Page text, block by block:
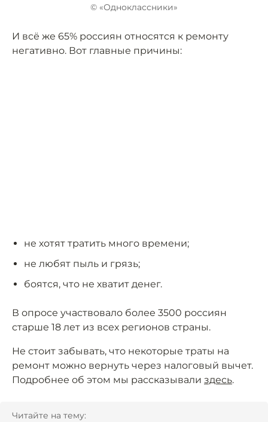
© «Одноклассники»
И всё же 65% россиян относятся к ремонту
негативно. Вот главные причины:
не хотят тратить много времени;
не любят пыль и грязь;
боятся, что не хватит денег.
В опросе участвовало более 3500 россиян
старше 18 лет из всех регионов страны.
Не стоит забывать, что некоторые траты на
ремонт можно вернуть через налоговый вычет.
Подробнее об этом мы рассказывали здесь.
Читайте на тему: